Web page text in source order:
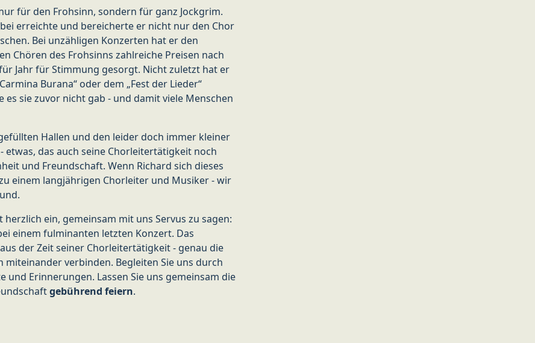
für den Frohsinn, sondern für ganz Jockgrim.
erreichte und bereicherte er nicht nur den Chor
Bei unzähligen Konzerten hat er den
Chören des Frohsinns zahlreiche Preisen nach
Jahr für Stimmung gesorgt. Nicht zuletzt hat er
Burana“ oder dem „Fest der Lieder“
sie zuvor nicht gab - und damit viele Menschen
Hallen und den leider doch immer kleiner
das auch seine Chorleitertätigkeit noch
und Freundschaft. Wenn Richard sich dieses
einem langjährigen Chorleiter und Musiker - wir
ein, gemeinsam mit uns Servus zu sagen:
einem fulminanten letzten Konzert. Das
der Zeit seiner Chorleitertätigkeit - genau die
miteinander verbinden. Begleiten Sie uns durch
Erinnerungen. Lassen Sie uns gemeinsam die
gebührend feiern.